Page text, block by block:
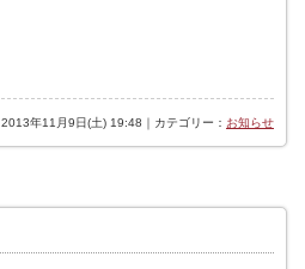
2013年11月9日(土) 19:48｜カテゴリー： お知らせ